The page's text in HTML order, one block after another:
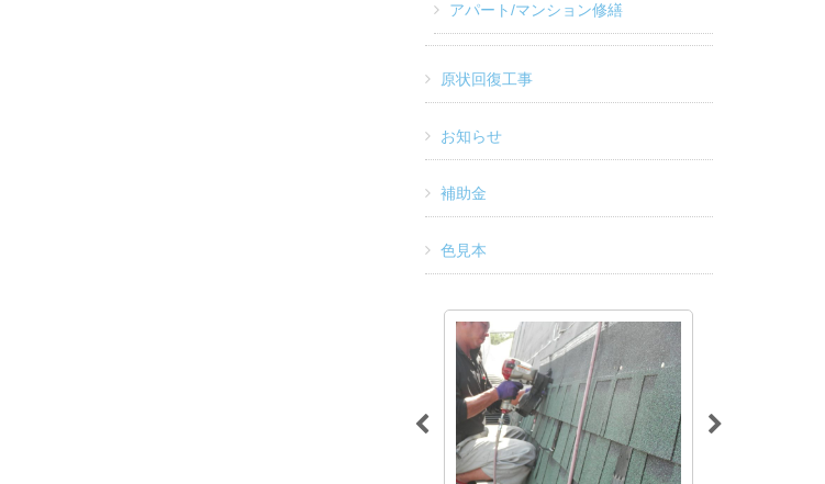
アパート/マンション修繕
原状回復工事
お知らせ
補助金
色見本